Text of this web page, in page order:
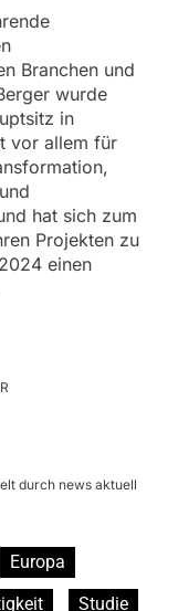
Branchen und
wurde
in
vor allem für
hat sich zum
Projekten zu
einen
durch news aktuell
Europa
Studie